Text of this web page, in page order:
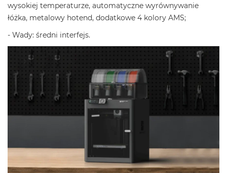
wysokiej temperaturze, automatyczne wyrównywanie
łóżka, metalowy hotend, dodatkowe 4 kolory AMS;
- Wady: średni interfejs.